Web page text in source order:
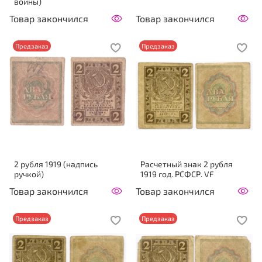
Товар закончился Товар закончился
Предзаказ
2 рубля 1919 (надпись
ручкой)
Товар закончился
Предзаказ
Расчетный знак 2 рубля
1919 год. РСФСР. VF
Товар закончился
Предзаказ Предзаказ